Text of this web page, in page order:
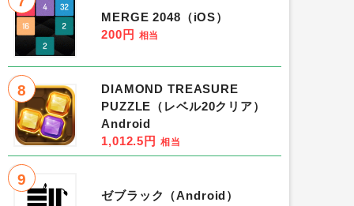
MERGE 2048（iOS）
200円 相当
8
DIAMOND TREASURE
PUZZLE（レベル20クリア）
Android
1,012.5円 相当
9
ゼブラック（Android）